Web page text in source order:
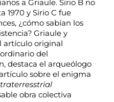
a Griaule. Sirio B no
1970 y Sirio C fue
¿cómo sabían los
Griaule y
artículo original
del
destaca el arqueólogo
sobre el enigma
obra colectiva